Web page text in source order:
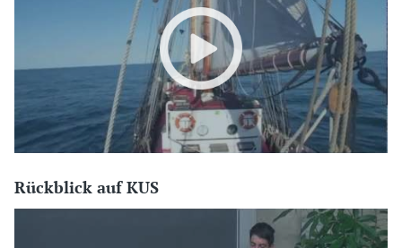
Rückblick auf KUS